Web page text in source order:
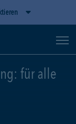
für alle